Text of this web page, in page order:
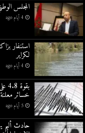
المجلس
4 أيام ago
استنفار
لكراير
4 أيام ago
خسائر معلنة
5 أيام ago
حادث أليم